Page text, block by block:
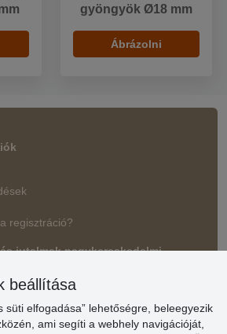
gyöngyök Ø18 mm
Ábrázolni
regisztráció?
jutalmak nagykereskedelmi
beállítása
süti elfogadása” lehetőségre, beleegyezik
ami segíti a webhely navigációját,